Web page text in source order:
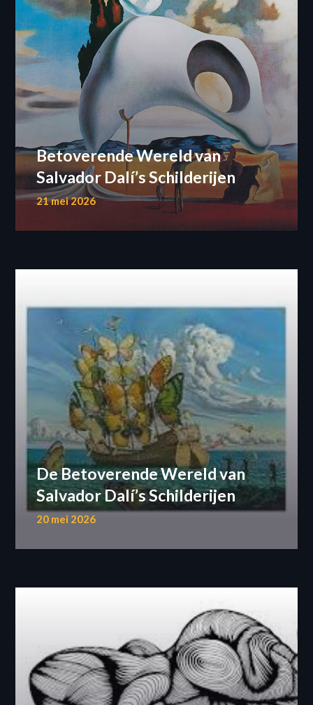
Betoverende Wereld van
Salvador Dalí’s Schilderijen
21 mei 2026
De Betoverende Wereld van
Salvador Dalí’s Schilderijen
20 mei 2026